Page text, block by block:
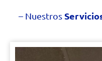
– Nuestros